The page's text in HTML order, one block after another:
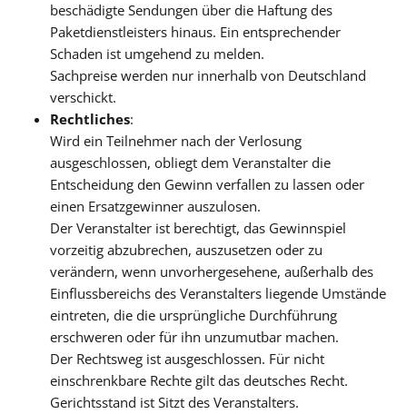
beschädigte Sendungen über die Haftung des
Paketdienstleisters hinaus. Ein entsprechender
Schaden ist umgehend zu melden.
Sachpreise werden nur innerhalb von Deutschland
verschickt.
Rechtliches:
Wird ein Teilnehmer nach der Verlosung
ausgeschlossen, obliegt dem Veranstalter die
Entscheidung den Gewinn verfallen zu lassen oder
einen Ersatzgewinner auszulosen.
Der Veranstalter ist berechtigt, das Gewinnspiel
vorzeitig abzubrechen, auszusetzen oder zu
verändern, wenn unvorhergesehene, außerhalb des
Einflussbereichs des Veranstalters liegende Umstände
eintreten, die die ursprüngliche Durchführung
erschweren oder für ihn unzumutbar machen.
Der Rechtsweg ist ausgeschlossen. Für nicht
einschrenkbare Rechte gilt das deutsches Recht.
Gerichtsstand ist Sitzt des Veranstalters.